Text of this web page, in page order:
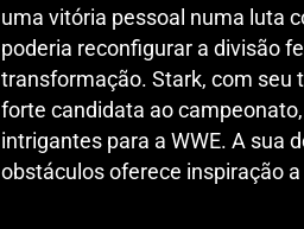
uma vitória pessoal numa luta
poderia reconfigurar a divisão
transformação. Stark, com seu
forte candidata ao
intrigantes para a WWE. A sua
obstáculos oferece inspiração